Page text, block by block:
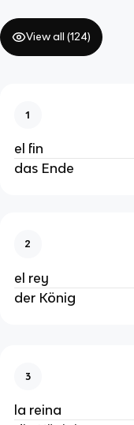
View all (124)
1
el fin
das Ende
2
el rey
der König
3
la reina